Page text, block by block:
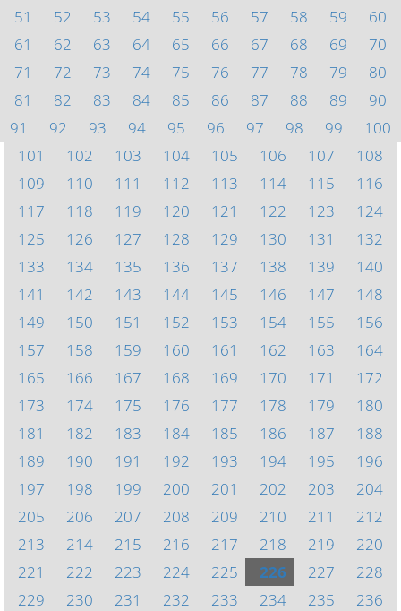
51
52 53 54 55 56 57 58 59
60
61
62 63 64 65 66 67 68 69
70
71
72 73 74 75 76 77 78 79
80
81
82 83 84 85 86 87 88 89
90
91
92 93 94 95 96 97 98 99
100
101
102 103 104 105 106 107
108
109
110 111 112 113 114 115
116
117
118 119 120 121 122 123
124
125
126 127 128 129 130 131
132
133
134 135 136 137 138 139
140
141
142 143 144 145 146 147
148
149
150 151 152 153 154 155
156
157
158 159 160 161 162 163
164
165
166 167 168 169 170 171
172
173
174 175 176 177 178 179
180
181
182 183 184 185 186 187
188
189
190 191 192 193 194 195
196
197
198 199 200 201 202 203
204
205
206 207 208 209 210 211
212
213
214 215 216 217 218 219
220
221
222 223 224 225 226 227
228
229
230 231 232 233 234 235
236